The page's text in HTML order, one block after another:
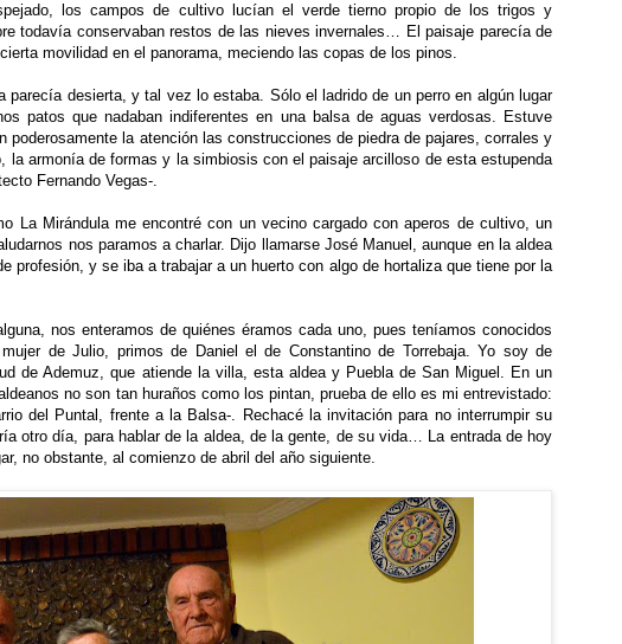
los campos de cultivo lucían el verde tierno propio de los trigos y
todavía conservaban restos de las nieves invernales… El paisaje parecía de
movilidad en el panorama, meciendo las copas de los pinos.
parecía desierta, y tal vez lo estaba. Sólo el ladrido de un perro en algún lugar
patos que nadaban indiferentes en una balsa de aguas verdosas. Estuve
poderosamente la atención las construcciones de piedra de pajares, corrales y
la armonía de formas y la simbiosis con el paisaje arcilloso de esta estupenda
Fernando Vegas-.
La Mirándula me encontré con un vecino cargado con aperos de cultivo, un
nos paramos a charlar. Dijo llamarse José Manuel, aunque en la aldea
profesión, y se iba a trabajar a un huerto con algo de hortaliza que tiene por la
nos enteramos de quiénes éramos cada uno, pues teníamos conocidos
de Julio, primos de Daniel el de Constantino de Torrebaja. Yo soy de
de Ademuz, que atiende la villa, esta aldea y Puebla de San Miguel. En un
no son tan huraños como los pintan, prueba de ello es mi entrevistado:
del Puntal, frente a la Balsa-. Rechacé la invitación para no interrumpir su
otro día, para hablar de la aldea, de la gente, de su vida… La entrada de hoy
no obstante, al comienzo de abril del año siguiente.